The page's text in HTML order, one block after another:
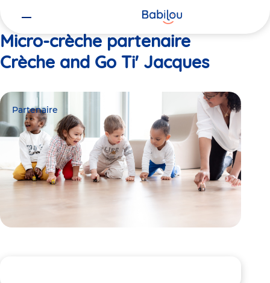
Micro-crèche partenaire
Crèche and Go Ti' Jacques
Partenaire